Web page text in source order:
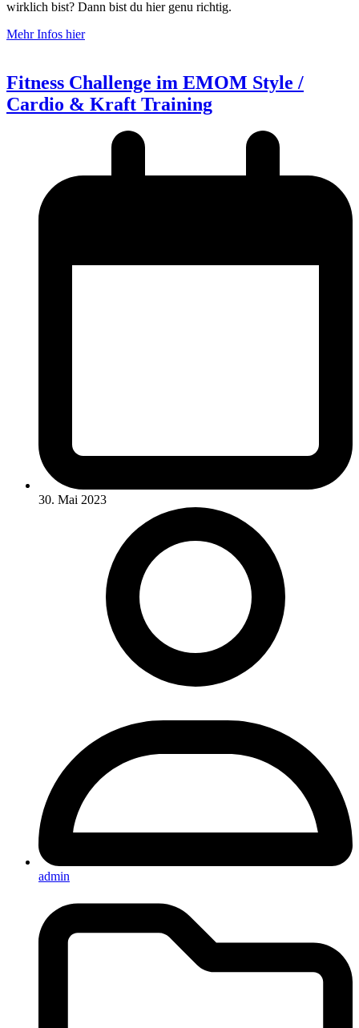
wirklich bist? Dann bist du hier genu richtig.
Mehr Infos hier
Fitness Challenge im EMOM Style /
Cardio & Kraft Training
30. Mai 2023
admin